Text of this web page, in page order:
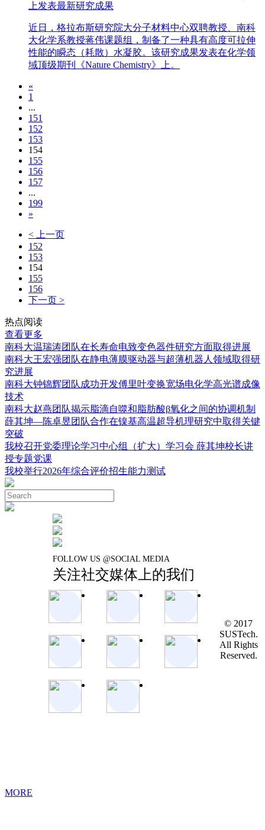
MORE
上发表最新研究成果
近日，格拉布斯研究院大分子材料中心双聘教授、南科
大化学系教授蒋伟课题组，制备了一种具有高度可拉伸
性能的瞬态（耗散）水凝胶。该研究成果发表在化学领
域顶级期刊《Nature Chemistry》上。
«
1
...
151
152
153
154
155
156
157
...
199
»
< 上一页
152
153
154
155
156
下一页 >
热点阅读
查看更多
南科大温瑞涛团队在长寿命电致变色器件研究方面取得进展
南科大王宏强团队在静电薄膜驱动器与超薄机器人领域取得研
究进展
南科大钟锦辉团队成功开发傅里叶变换宽场电化学高光谱成像
技术
南科大赵燕团队揭示脂滴自噬和脂肪酸β氧化之间的协调机制
薛其坤—陈卓昱团队合作在镍基高温超导机理研究中取得关键
突破
我校召开党委理论学习中心组（扩大）学习会 薛其坤校长讲
授专题党课
我校举行2026年综合评价招生能力测试
FOLLOW US @SOCIAL MEDIA
关注社交媒体上的我们
© 2017
SUSTech.
All Rights
Reserved.